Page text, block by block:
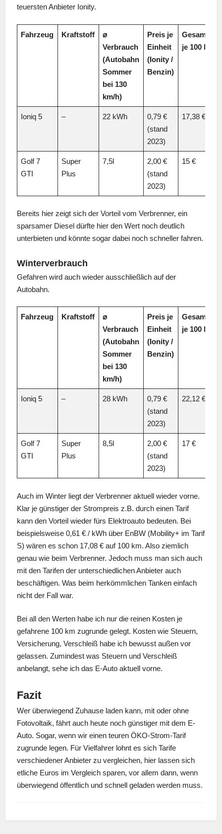
teuersten Anbieter Ionity.
Fahrzeug Kraftstoff
⌀
Verbrauch
(Autobahn
Sommer
bei 130
km/h)
Preis je
Einheit
(Ionity /
Benzin)
je 100 km
Ioniq 5 – 22 kWh
0,79 €
(stand
2023)
17,38 €
Golf 7
GTI
Super
Plus
7,5l
2,00 €
(stand
2023)
15 €
Bereits hier zeigt sich der Vorteil vom Verbrenner, ein
sparsamer Diesel dürfte hier den Wert noch deutlich
unterbieten und könnte sogar dabei noch schneller fahren.
Winterverbrauch
Gefahren wird auch wieder ausschließlich auf der
Autobahn.
Fahrzeug Kraftstoff
⌀
Verbrauch
(Autobahn
Sommer
bei 130
km/h)
Preis je
Einheit
(Ionity /
Benzin)
je 100 km
Ioniq 5 – 28 kWh
0,79 €
(stand
2023)
22,12 €
Golf 7
GTI
Super
Plus
8,5l
2,00 €
(stand
2023)
17 €
Auch im Winter liegt der Verbrenner aktuell wieder vorne.
Klar je günstiger der Strompreis z.B. durch einen Tarif
kann den Vorteil wieder fürs Elektroauto bedeuten. Bei
beispielsweise 0,61 € / kWh über EnBW (Mobility+ im Tarif
S) wären es schon 17,08 € auf 100 km. Also ziemlich
genau wie beim Verbrenner. Jedoch muss man sich auch
mit den Tarifen der unterschiedlichen Anbieter auch
beschäftigen. Was beim herkömmlichen Tanken einfach
nicht der Fall war.
Bei all den Werten habe ich nur die reinen Kosten je
gefahrene 100 km zugrunde gelegt. Kosten wie Steuern,
Versicherung, Verschleiß habe ich bewusst außen vor
gelassen. Zumindest was Steuern und Verschleiß
anbelangt, sehe ich das E-Auto aktuell vorne.
Fazit
Wer überwiegend Zuhause laden kann, mit oder ohne
Fotovoltaik, fährt auch heute noch günstiger mit dem E-
Auto. Sogar, wenn wir einen teuren ÖKO-Strom-Tarif
zugrunde legen. Für Vielfahrer lohnt es sich Tarife
verschiedener Anbieter zu vergleichen, hier lassen sich
etliche Euros im Vergleich sparen, vor allem dann, wenn
überwiegend öffentlich und schnell geladen werden muss.